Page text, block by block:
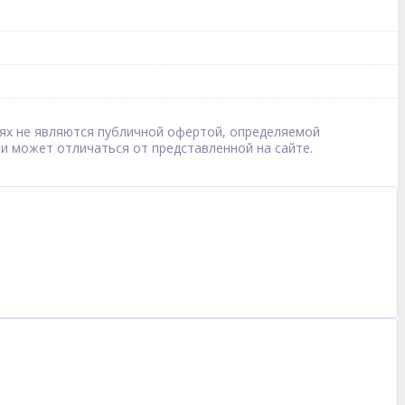
не являются публичной офертой, определяемой
отличаться от представленной на сайте.